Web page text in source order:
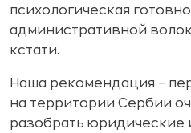
психологическая
административной
кстати.
Наша рекомендация –
на территории Сербии
разобрать юридические